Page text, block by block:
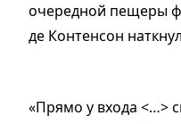
очередной пещеры
де Контенсон
«Прямо у входа <…>